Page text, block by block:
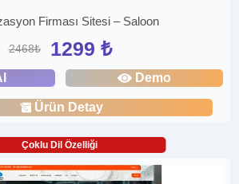
Firması Sitesi – Saloon
2468₺ 1299 ₺
Demo
Ürün Detay
Çoklu Dil Özelliği